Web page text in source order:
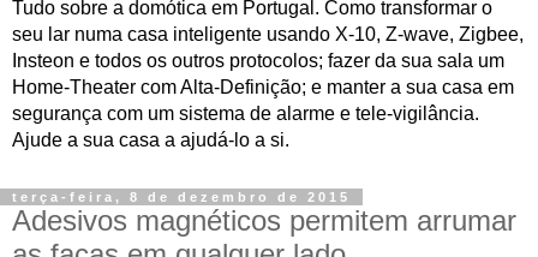
Tudo sobre a domótica em Portugal. Como transformar o
seu lar numa casa inteligente usando X-10, Z-wave, Zigbee,
Insteon e todos os outros protocolos; fazer da sua sala um
Home-Theater com Alta-Definição; e manter a sua casa em
segurança com um sistema de alarme e tele-vigilância.
Ajude a sua casa a ajudá-lo a si.
terça-feira, 8 de dezembro de 2015
Adesivos magnéticos permitem arrumar